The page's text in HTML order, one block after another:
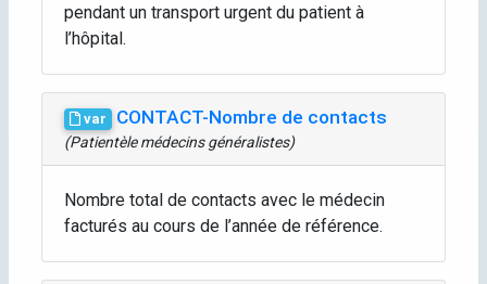
pendant un transport urgent du patient à
l’hôpital.
var CONTACT-Nombre de contacts
(Patientèle médecins généralistes)
Nombre total de contacts avec le médecin
facturés au cours de l’année de référence.